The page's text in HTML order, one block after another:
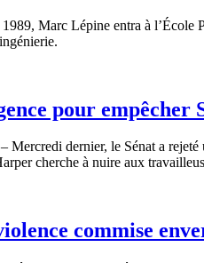
Marc Lépine entra à
pour
Mercredi dernier, le Sénat a
cherche à nuire aux
commise